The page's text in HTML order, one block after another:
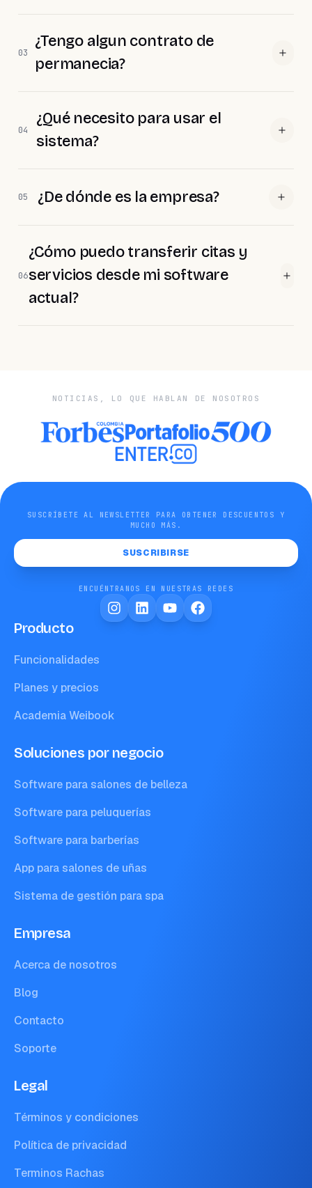
03
¿Tengo algun contrato de
permanecia?
04
¿Qué necesito para usar el
sistema?
05 ¿De dónde es la empresa?
06
¿Cómo puedo transferir citas y
servicios desde mi software
actual?
NOTICIAS, LO QUE HABLAN DE NOSOTROS
SUSCRÍBETE AL NEWSLETTER PARA OBTENER DESCUENTOS Y
MUCHO MÁS.
SUSCRIBIRSE
ENCUÉNTRANOS EN NUESTRAS REDES
Producto
Funcionalidades
Planes y precios
Academia Weibook
Soluciones por negocio
Software para salones de belleza
Software para peluquerías
Software para barberías
App para salones de uñas
Sistema de gestión para spa
Empresa
Acerca de nosotros
Blog
Contacto
Soporte
Legal
Términos y condiciones
Política de privacidad
Terminos Rachas